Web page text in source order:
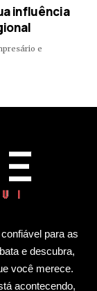
influência
e
para as
e descubra,
você merece.
acontecendo,